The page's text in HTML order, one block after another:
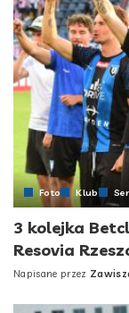
Foto Klub
3 kolejka
Resovia
Posted
Napisane przez